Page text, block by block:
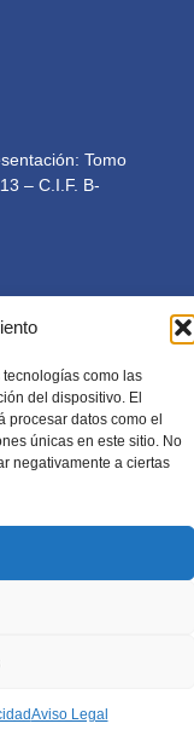
como las
del dispositivo. El
procesar datos como el
únicas en este sitio. No
negativamente a ciertas
Aviso Legal
Tomo
– C.I.F. B-
cumplimiento de
los derechos